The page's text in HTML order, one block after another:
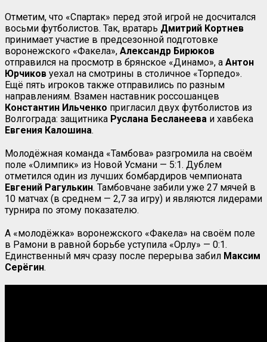
Отметим, что «Спартак» перед этой игрой не досчитался
восьми футболистов. Так, вратарь Дмитрий Кортнев
принимает участие в предсезонной подготовке
воронежского «Факела», Александр Бирюков
отправился на просмотр в брянское «Динамо», а Антон
Юрчиков уехал на смотрины в столичное «Торпедо».
Ещё пять игроков также отправились по разным
направлениям. Взамен наставник россошанцев
Константин Ильченко пригласил двух футболистов из
Волгограда: защитника Руслана Бесланеева и хавбека
Евгения Калошина.
Молодёжная команда «Тамбова» разгромила на своём
поле «Олимпик» из Новой Усмани — 5:1. Дублем
отметился один из лучших бомбардиров чемпионата
Евгений Рагулькин. Тамбовчане забили уже 27 мячей в
10 матчах (в среднем — 2,7 за игру) и являются лидерами
турнира по этому показателю.
А «молодёжка» воронежского «Факела» на своём поле
в Рамони в равной борьбе уступила «Орлу» — 0:1.
Единственный мяч сразу после перерыва забил Максим
Серёгин.